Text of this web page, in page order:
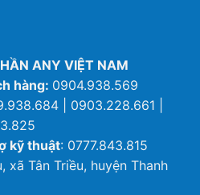
ANY VIỆT NAM
hàng: 0904.938.569
| 0903.228.661 |
kỹ thuật: 0777.843.815
xã Tân Triều, huyện Thanh